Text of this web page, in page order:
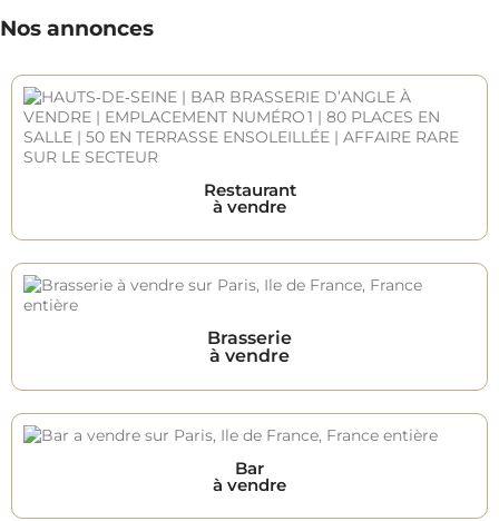
Nos annonces
Restaurant
à vendre
Brasserie
à vendre
Bar
à vendre